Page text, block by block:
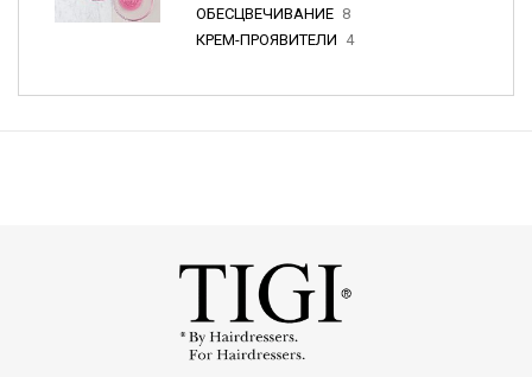
ОБЕСЦВЕЧИВАНИЕ 8
КРЕМ-ПРОЯВИТЕЛИ 4